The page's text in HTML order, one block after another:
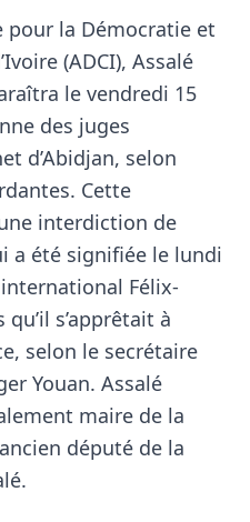
pour la Démocratie et
(ADCI), Assalé
le vendredi 15
des juges
d’Abidjan, selon
Cette
interdiction de
a été signifiée le lundi
Félix-
s’apprêtait à
, selon le secrétaire
Youan. Assalé
maire de la
député de la